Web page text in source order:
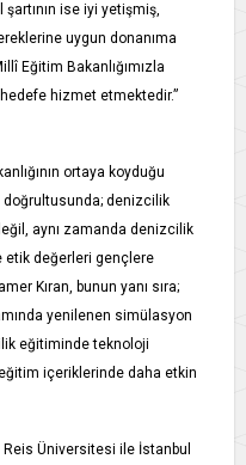
şartının ise iyi yetişmiş,
uygun donanıma
Eğitim Bakanlığımızla
hizmet etmektedir.”
ortaya koyduğu
doğrultusunda; denizcilik
aynı zamanda denizcilik
etik değerleri gençlere
Kıran, bunun yanı sıra;
yenilenen simülasyon
eğitiminde teknoloji
eğitim içeriklerinde daha etkin
Reis Üniversitesi ile İstanbul